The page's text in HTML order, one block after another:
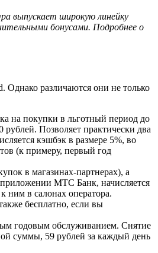
выпускает широкую линейку
бонусами. Подробнее о
различаются они не только
на покупки в льготный период до
Позволяет практически два
кэшбэк в размере 5%, во
(к примеру, первый год
в магазинах-партнерах), а
приложении МТС Банк, начисляется
ним в салонах оператора.
бесплатно, если вы
годовым обслуживанием. Снятие
суммы, 59 рублей за каждый день